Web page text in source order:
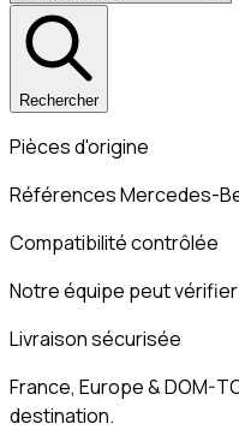
Rechercher
Pièces d'origine
Références Mercedes-
Compatibilité contrôlée
Notre équipe peut
Livraison sécurisée
France, Europe & DOM-
destination.